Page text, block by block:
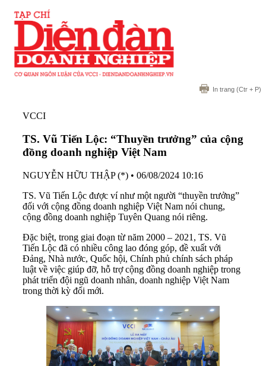
In trang (Ctr + P)
VCCI
TS. Vũ Tiến Lộc: “Thuyền trưởng” của cộng
đồng doanh nghiệp Việt Nam
NGUYỄN HỮU THẬP (*) • 06/08/2024 10:16
TS. Vũ Tiến Lộc được ví như một người “thuyền trưởng”
đối với cộng đồng doanh nghiệp Việt Nam nói chung,
cộng đồng doanh nghiệp Tuyên Quang nói riêng.
Đặc biệt, trong giai đoạn từ năm 2000 – 2021, TS. Vũ
Tiến Lộc đã có nhiều công lao đóng góp, đề xuất với
Đảng, Nhà nước, Quốc hội, Chính phủ chính sách pháp
luật về việc giúp đỡ, hỗ trợ cộng đồng doanh nghiệp trong
phát triển đội ngũ doanh nhân, doanh nghiệp Việt Nam
trong thời kỳ đổi mới.